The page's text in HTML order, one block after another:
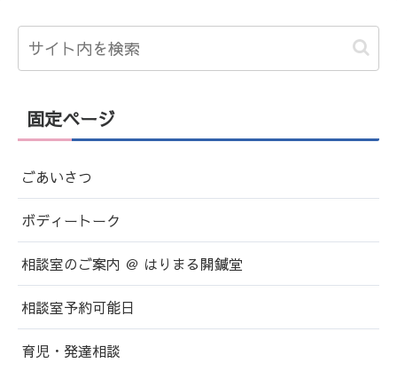
固定ページ
ごあいさつ
ボディートーク
相談室のご案内 ＠ はりまる開鍼堂
相談室予約可能日
育児・発達相談